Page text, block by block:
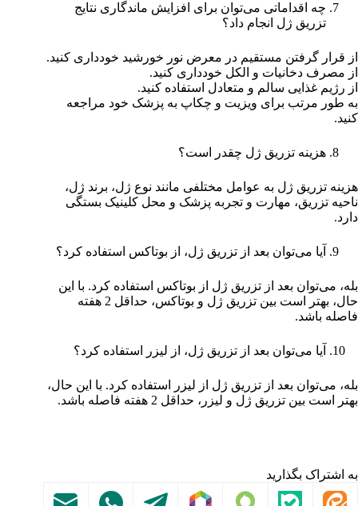
چه اقداماتی می‌توان برای افزایش ماندگاری نتایج
تزریق ژل انجام داد؟
از قرار گرفتن مستقیم در معرض نور خورشید خودداری کنید.
از مصرف دخانیات و الکل خودداری کنید.
از رژیم غذایی سالم و متعادل استفاده کنید.
به طور مرتب برای ویزیت و چکاپ به پزشک خود مراجعه
کنید.
هزینه تزریق ژل چقدر است؟
هزینه تزریق ژل به عوامل مختلفی مانند نوع ژل، برند ژل،
ناحیه تزریق، مهارت و تجربه پزشک و محل کلینیک بستگی
دارد.
آیا می‌توان بعد از تزریق ژل، از بوتاکس استفاده کرد؟
بله، می‌توان بعد از تزریق ژل از بوتاکس استفاده کرد. با این
حال، بهتر است بین تزریق ژل و بوتاکس، حداقل 2 هفته
فاصله باشد.
آیا می‌توان بعد از تزریق ژل، از لیزر استفاده کرد؟
بله، می‌توان بعد از تزریق ژل از لیزر استفاده کرد. با این حال،
بهتر است بین تزریق ژل و لیزر، حداقل 2 هفته فاصله باشد.
به اشتراک بگذارید